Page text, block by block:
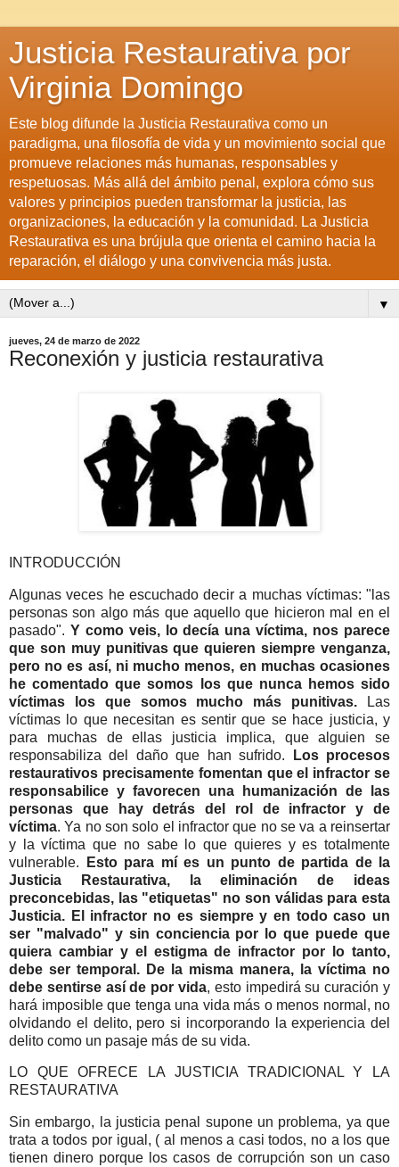
Justicia Restaurativa por
Virginia Domingo
Este blog difunde la Justicia Restaurativa como un
paradigma, una filosofía de vida y un movimiento social que
promueve relaciones más humanas, responsables y
respetuosas. Más allá del ámbito penal, explora cómo sus
valores y principios pueden transformar la justicia, las
organizaciones, la educación y la comunidad. La Justicia
Restaurativa es una brújula que orienta el camino hacia la
reparación, el diálogo y una convivencia más justa.
▼
jueves, 24 de marzo de 2022
Reconexión y justicia restaurativa
INTRODUCCIÓN
Algunas veces he escuchado decir a muchas víctimas: "las
personas son algo más que aquello que hicieron mal en el
pasado". Y como veis, lo decía una víctima, nos parece
que son muy punitivas que quieren siempre venganza,
pero no es así, ni mucho menos, en muchas ocasiones
he comentado que somos los que nunca hemos sido
víctimas los que somos mucho más punitivas. Las
víctimas lo que necesitan es sentir que se hace justicia, y
para muchas de ellas justicia implica, que alguien se
responsabiliza del daño que han sufrido.
Los procesos
restaurativos precisamente fomentan que el infractor se
responsabilice y favorecen una humanización de las
personas que hay detrás del rol de infractor y de
víctima. Ya no son solo el infractor que no se va a reinsertar
y la víctima que no sabe lo que quieres y es totalmente
vulnerable.
Esto para mí es un punto de partida de la
Justicia Restaurativa, la eliminación de ideas
preconcebidas, las "etiquetas" no son válidas para esta
Justicia. El infractor no es siempre y en todo caso un
ser "malvado" y sin conciencia por lo que puede que
quiera cambiar y el estigma de infractor por lo tanto,
debe ser temporal. De la misma manera, la víctima no
debe sentirse así de por vida, esto impedirá su curación y
hará imposible que tenga una vida más o menos normal, no
olvidando el delito, pero si incorporando la experiencia del
delito como un pasaje más de su vida.
LO QUE OFRECE LA JUSTICIA TRADICIONAL Y LA
RESTAURATIVA
Sin embargo, la justicia penal supone un problema, ya que
trata a todos por igual, ( al menos a casi todos, no a los que
tienen dinero porque los casos de corrupción son un caso